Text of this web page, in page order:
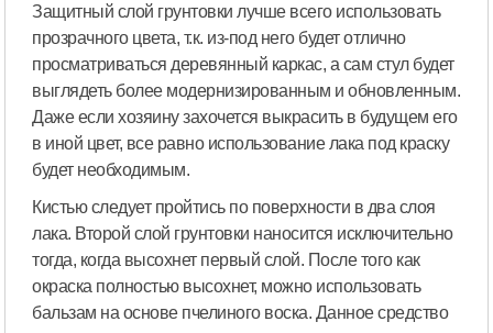
Защитный слой грунтовки лучше всего использовать
прозрачного цвета, т.к. из-под него будет отлично
просматриваться деревянный каркас, а сам стул будет
выглядеть более модернизированным и обновленным.
Даже если хозяину захочется выкрасить в будущем его
в иной цвет, все равно использование лака под краску
будет необходимым.
Кистью следует пройтись по поверхности в два слоя
лака. Второй слой грунтовки наносится исключительно
тогда, когда высохнет первый слой. После того как
окраска полностью высохнет, можно использовать
бальзам на основе пчелиного воска. Данное средство